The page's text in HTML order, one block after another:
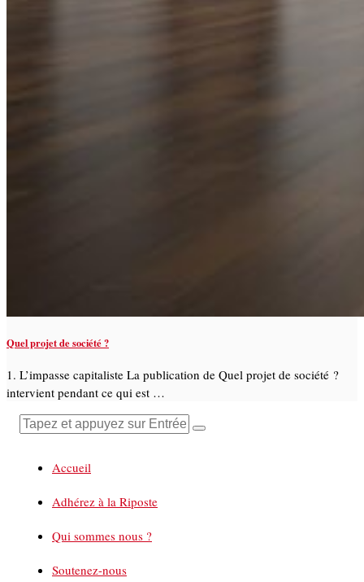
Quel projet de société ?
1. L’impasse capitaliste La publication de Quel projet de société ?
intervient pendant ce qui est …
Accueil
Adhérez à la Riposte
Qui sommes nous ?
Soutenez-nous